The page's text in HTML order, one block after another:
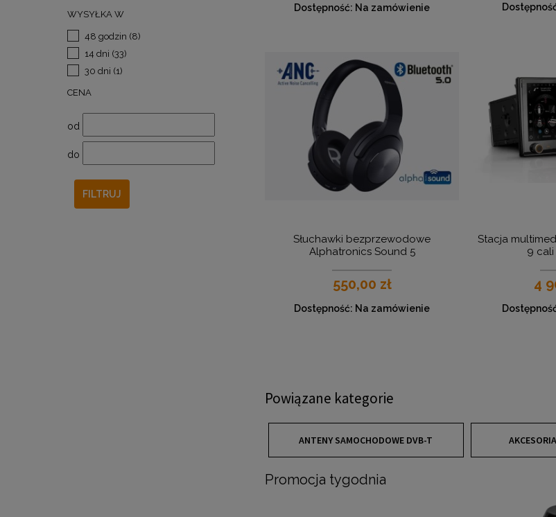
WYSYŁKA W
48 godzin (8)
14 dni (33)
30 dni (1)
CENA
od
do
FILTRUJ
Dostępność: Na zamówienie
Słuchawki bezprzewodowe
Alphatronics Sound 5
550,00 zł
Dostępność: Na zamówienie
Stacja
9 cali
4
Powiązane kategorie
ANTENY SAMOCHODOWE DVB-T
Promocja tygodnia